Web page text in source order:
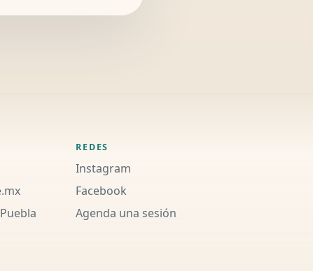
REDES
Instagram
Facebook
Agenda una sesión